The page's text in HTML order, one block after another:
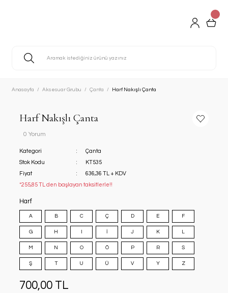
Anasayfa Aksesuar Grubu Çanta Harf Nakışlı Çanta
Harf Nakışlı Çanta
0 Yorum
Kategori
Çanta
Stok Kodu
KT535
Fiyat
636,36 TL + KDV
*255,85 TL den başlayan taksitlerle!!
Harf
A B C Ç D E F
G H İ J K L
M N O Ö P R S
Ş T U Ü V Y Z
700,00 TL